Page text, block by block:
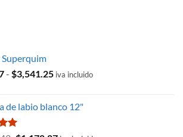
- $3,541.25Rango
desde
iva incluido
de labio blanco 12"